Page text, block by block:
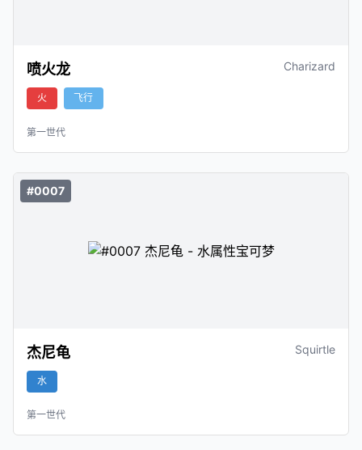
喷火龙 Charizard
火 飞行
第一世代
#0007
杰尼龟 Squirtle
水
第一世代